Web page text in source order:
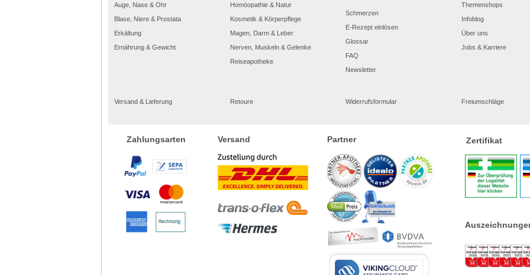
Auge, Nase & Ohr
Blase, Niere & Prostata
Erkältung
Ernährung & Gewicht
Homöopathie & Natur
Kosmetik & Körperpflege
Magen, Darm & Leber
Nerven, Muskeln & Gelenke
Reiseapotheke
Schmerzen
E-Rezept einlösen
Glossar
FAQ
Newsletter
Themenshops
Infoblog
Über uns
Jobs & Karriere
Versand & Lieferung Retoure Widerrufsformular Freiumschläge
Zahlungsarten Versand Partner Zertifikat